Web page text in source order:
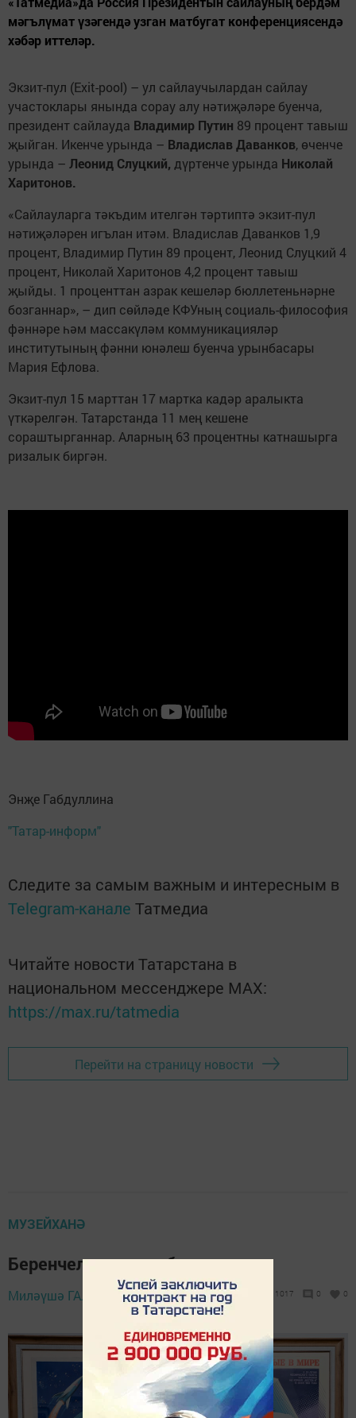
мәгълүмат үзәгендә узган матбугат конференциясендә
хәбәр иттеләр.
Экзит-пул (Exit-pool) – ул сайлаучылардан сайлау
участоклары янында сорау алу нәтиҗәләре буенча,
президент сайлауда Владимир Путин 89 процент тавыш
җыйган. Икенче урында – Владислав Даванков, өченче
урында – Леонид Слуцкий, дүртенче урында Николай
Харитонов.
«Сайлауларга тәкъдим ителгән тәртиптә экзит-пул
нәтиҗәләрен игълан итәм. Владислав Даванков 1,9
процент, Владимир Путин 89 процент, Леонид Слуцкий 4
процент, Николай Харитонов 4,2 процент тавыш
җыйды. 1 проценттан азрак кешеләр бюллетеньнәрне
бозганнар», – дип сөйләде КФУның социаль-философия
фәннәре һәм массакүләм коммуникацияләр
институтының фәнни юнәлеш буенча урынбасары
Мария Ефлова.
Экзит-пул 15 марттан 17 мартка кадәр аралыкта
үткәрелгән. Татарстанда 11 мең кешене
сораштырганнар. Аларның 63 процентны катнашырга
ризалык биргән.
Энҗе Габдуллина
"Татар-информ"
Следите за самым важным и интересным в
Telegram-канале Татмедиа
Читайте новости Татарстана в
национальном мессенджере MАХ:
https://max.ru/tatmedia
Перейти на страницу новости
МУЗЕЙХАНӘ
Беренчелек җиңел бирелмәде...
Миләүшә ГАЛИУЛЛИНА, 18 март 2024 -
08:00
1017 0 0